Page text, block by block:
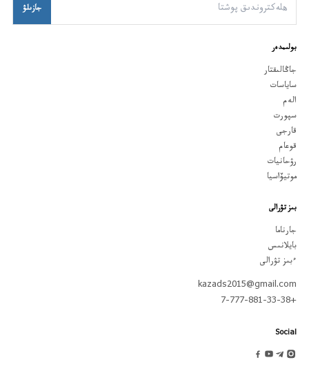
جازىلۋ
بولىمدەر
جاڭالىقتار
ساياسات
الەم
سپورت
قارجى
قوعام
رۋحانيات
موتيۆاسيا
بىز تۋرالى
جارناما
بايلانىس
ءبىز تۋرالى
kazads2015@gmail.com
+7-777-881-33-38
Social